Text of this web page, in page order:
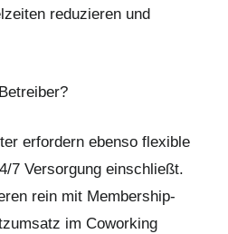
reduzieren und
erfordern ebenso flexible
7 Versorgung einschließt.
rein mit Membership-
im Coworking